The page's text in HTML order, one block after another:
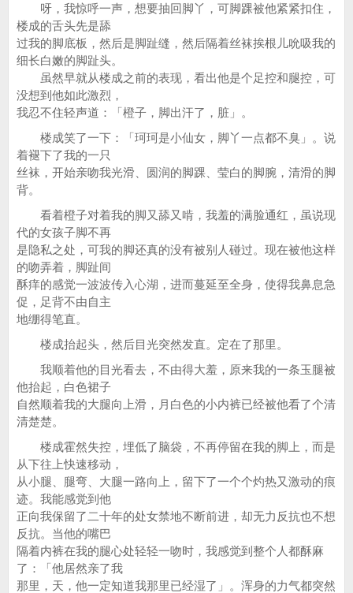
呀，我惊呼一声，想要抽回脚丫，可脚踝被他紧紧扣住，
楼成的舌头先是舔
过我的脚底板，然后是脚趾缝，然后隔着丝袜挨根儿吮吸我的
细长白嫩的脚趾头。
虽然早就从楼成之前的表现，看出他是个足控和腿控，可
没想到他如此激烈，
我忍不住轻声道：「橙子，脚出汗了，脏」。
楼成笑了一下：「珂珂是小仙女，脚丫一点都不臭」。说
着褪下了我的一只
丝袜，开始亲吻我光滑、圆润的脚踝、莹白的脚腕，清滑的脚
背。
看着橙子对着我的脚又舔又啃，我羞的满脸通红，虽说现
代的女孩子脚不再
是隐私之处，可我的脚还真的没有被别人碰过。现在被他这样
的吻弄着，脚趾间
酥痒的感觉一波波传入心湖，进而蔓延至全身，使得我鼻息急
促，足背不由自主
地绷得笔直。
楼成抬起头，然后目光突然发直。定在了那里。
我顺着他的目光看去，不由得大羞，原来我的一条玉腿被
他抬起，白色裙子
自然顺着我的大腿向上滑，月白色的小内裤已经被他看了个清
清楚楚。
楼成霍然失控，埋低了脑袋，不再停留在我的脚上，而是
从下往上快速移动，
从小腿、腿弯、大腿一路向上，留下了一个个灼热又激动的痕
迹。我能感觉到他
正向我保留了二十年的处女禁地不断前进，却无力反抗也不想
反抗。当他的嘴巴
隔着内裤在我的腿心处轻轻一吻时，我感觉到整个人都酥麻
了：「他居然亲了我
那里，天，他一定知道我那里已经湿了」。浑身的力气都突然